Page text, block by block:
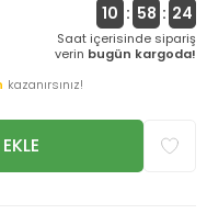
10 : 58 : 24
Saat içerisinde sipariş
verin bugün kargoda!
kazanırsınız!